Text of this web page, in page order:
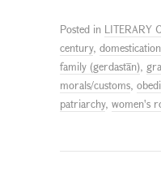
Posted in LITERARY
century, domestication
family (gerdastān),
morals/customs,
patriarchy, women's